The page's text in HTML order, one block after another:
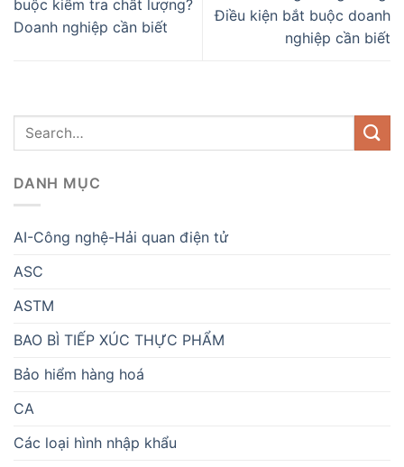
buộc kiểm tra chất lượng?
Doanh nghiệp cần biết
Điều kiện bắt buộc doanh
nghiệp cần biết
DANH MỤC
AI-Công nghệ-Hải quan điện tử
ASC
ASTM
BAO BÌ TIẾP XÚC THỰC PHẨM
Bảo hiểm hàng hoá
CA
Các loại hình nhập khẩu